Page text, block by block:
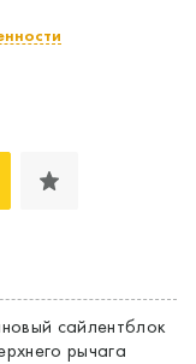
сайлентблок
рычага